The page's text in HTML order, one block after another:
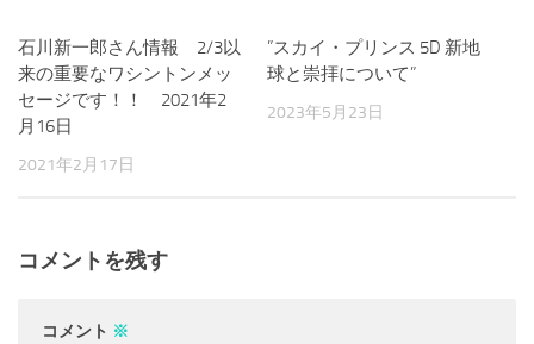
石川新一郎さん情報 2/3以
来の重要なワシントンメッ
セージです！！ 2021年2
月16日
2021年2月17日
”スカイ・プリンス 5D 新地
球と崇拝について”
2023年5月23日
コメントを残す
コメント ※